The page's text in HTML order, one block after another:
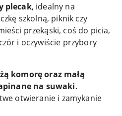
plecak, idealny na
szkolną, piknik czy
przekąski, coś do picia,
i oczywiście przybory
komorę oraz małą
na suwaki.
otwieranie i zamykanie